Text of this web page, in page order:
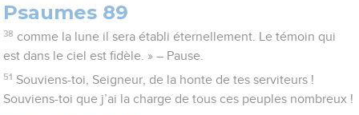
Psaumes 89
38 comme la lune il sera établi éternellement. Le témoin qui
est dans le ciel est fidèle. » – Pause.
51 Souviens-toi, Seigneur, de la honte de tes serviteurs !
Souviens-toi que j’ai la charge de tous ces peuples nombreux !